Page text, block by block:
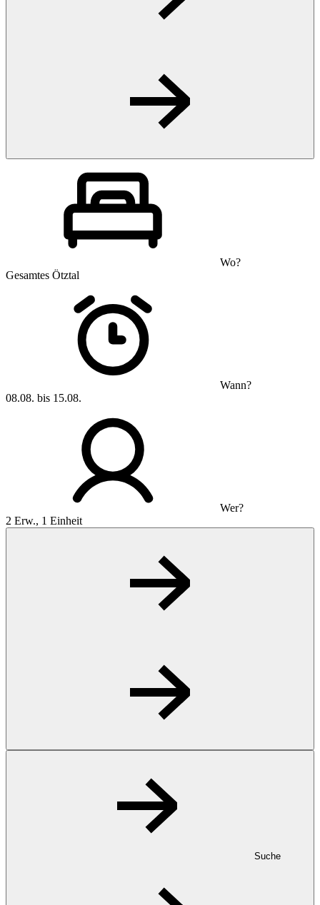
Wo?
Gesamtes Ötztal
Wann?
08.08. bis 15.08.
Wer?
2 Erw., 1 Einheit
Suche